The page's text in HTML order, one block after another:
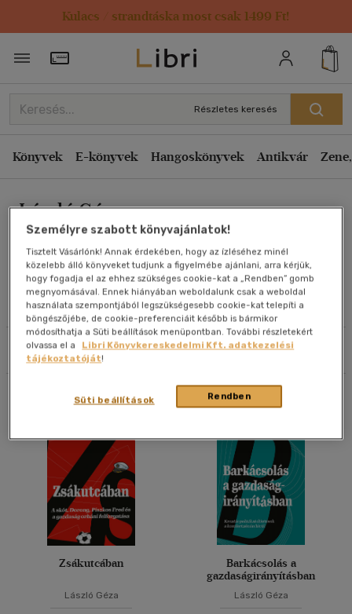
Kulacs / strandtáska most csak 1499 Ft!
Törzsvásárlói Kártya adatai
Részletes keresés
Könyvek E-könyvek Hangoskönyvek Antikvár
László Géza
Művei
Olvasói vélemények
Szűrés Rendezés
Rendezés
Kiadás éve szerint csökkenő
Ár szerint csökkenő
Eladott darabszám szerint csökkenő
Eladott darabszám szerint növekvő
Cím szerint A-Z
Szerző szerint A-Z
Megjelenítés
20 db / oldal
Összesen db
Zsákutcában
László Géza
Barkácsolás a
gazdaságirányításban
László Géza
Személyre szabott könyvajánlatok!
Tisztelt Vásárlónk! Annak érdekében, hogy az ízléséhez minél
közelebb álló könyveket tudjunk a figyelmébe ajánlani, arra kérjük,
hogy fogadja el az ehhez szükséges cookie-kat a „Rendben” gomb
megnyomásával. Ennek hiányában weboldalunk csak a weboldal
használata szempontjából legszükségesebb cookie-kat telepíti a
böngészőjébe, de cookie-preferenciáit később is bármikor
módosíthatja a Süti beállítások menüpontban. További részletekért
olvassa el a
Libri Könyvkereskedelmi Kft. adatkezelési
tájékoztatóját!
Rendben
Süti beállítások